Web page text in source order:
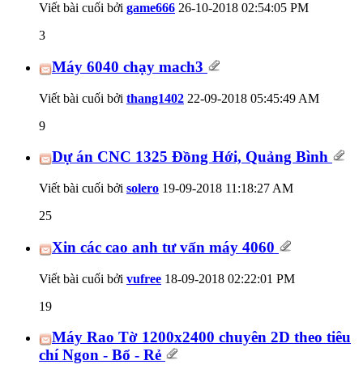
Viết bài cuối bởi game666 26-10-2018 02:54:05 PM
3
Máy 6040 chạy mach3
Viết bài cuối bởi thang1402 22-09-2018 05:45:49 AM
9
Dự án CNC 1325 Đồng Hới, Quảng Bình
Viết bài cuối bởi solero 19-09-2018 11:18:27 AM
25
Xin các cao anh tư vấn máy 4060
Viết bài cuối bởi vufree 18-09-2018 02:22:01 PM
19
Máy Rao Tờ 1200x2400 chuyên 2D theo tiêu
chí Ngon - Bổ - Rẻ